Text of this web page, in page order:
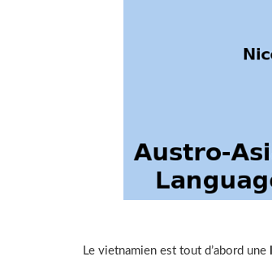
Le vietnamien est tout d’abord une